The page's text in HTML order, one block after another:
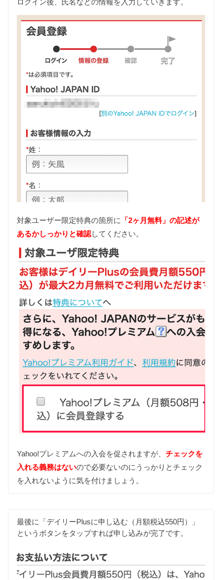
対象ユーザー限定特典の箇所に
「2ヶ月無料」の記述が
あるかしっかりと確認してください。
Yahoo!プレミアムへの入会を促されますが、チェックを
入れる義務はないので必要ないのにうっかりとチェック
を入れないように気を付けましょう。
最後に「デイリーPlusに申し込む（月額税込550円）」
というボタンをタップすれば申し込みが完了です。